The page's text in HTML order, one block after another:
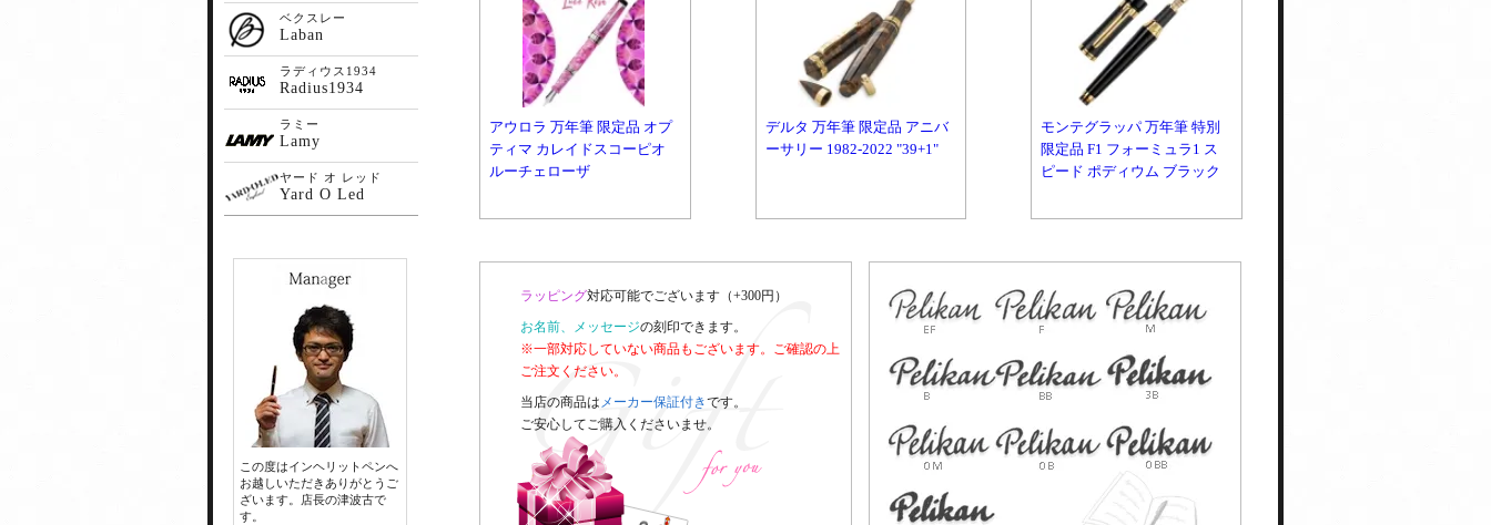
アウロラ 万年筆 限定品 オプ
ティマ カレイドスコーピオ
ルーチェローザ
デルタ 万年筆 限定品 アニバ
ーサリー 1982-2022 "39+1"
モンテグラッパ 万年筆 特別
限定品 F1 フォーミュラ1 ス
ピード ポディウム ブラック
ラッピング対応可能でございます（+300円）
お名前、メッセージの刻印できます。
※一部対応していない商品もございます。ご確認の上
ご注文ください。
当店の商品は メーカー保証付きです。
ご安心してご購入くださいませ。
ベクスレー
Laban
ラディウス1934
Radius1934
ラミー
Lamy
ヤード オ レッド
Yard O Led
この度はインヘリットペンへ
お越しいただきありがとうご
ざいます。店長の津波古で
す。